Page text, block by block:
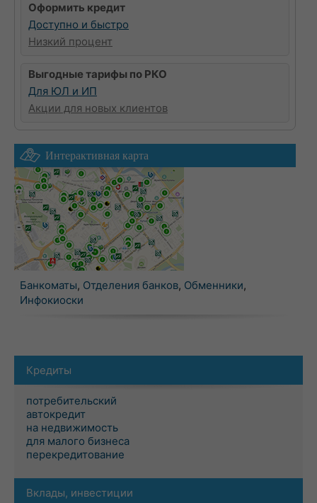
Оформить кредит
Доступно и быстро
Низкий процент
Выгодные тарифы по РКО
Для ЮЛ и ИП
Акции для новых клиентов
Интерактивная карта
Банкоматы, Отделения банков, Обменники,
Инфокиоски
Кредиты
потребительский
автокредит
на недвижимость
для малого бизнеса
перекредитование
Вклады, инвестиции